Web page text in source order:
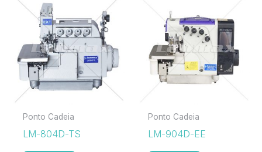
Ponto Cadeia
LM-804D-TS
Ponto Cadeia
LM-904D-EE